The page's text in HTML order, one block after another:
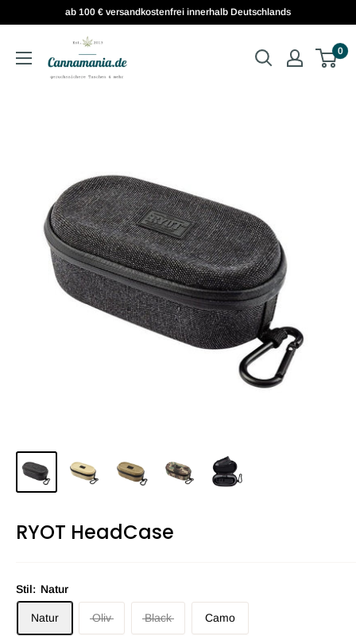
ab 100 € versandkostenfrei innerhalb Deutschlands
0
RYOT HeadCase
Stil: Natur
Natur Oliv Black Camo